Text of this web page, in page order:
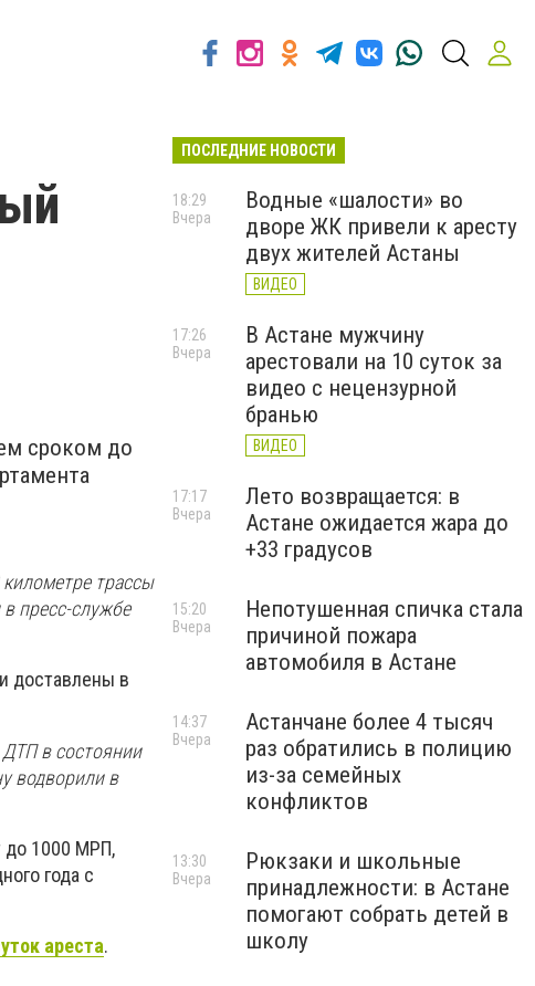
сроком до
трассы
пресс-службе
доставлены в
в состоянии
водворили в
до 1000 МРП,
года с
ареста.
ПОСЛЕДНИЕ НОВОСТИ
Водные «шалости» во
дворе ЖК привели к аресту
двух жителей Астаны
ВИДЕО
18:29
Вчера
В Астане мужчину
арестовали на 10 суток за
видео с нецензурной
бранью
ВИДЕО
17:26
Вчера
Лето возвращается: в
Астане ожидается жара до
+33 градусов
17:17
Вчера
Непотушенная спичка стала
причиной пожара
автомобиля в Астане
15:20
Вчера
Астанчане более 4 тысяч
раз обратились в полицию
из-за семейных
конфликтов
14:37
Вчера
Рюкзаки и школьные
принадлежности: в Астане
помогают собрать детей в
школу
13:30
Вчера